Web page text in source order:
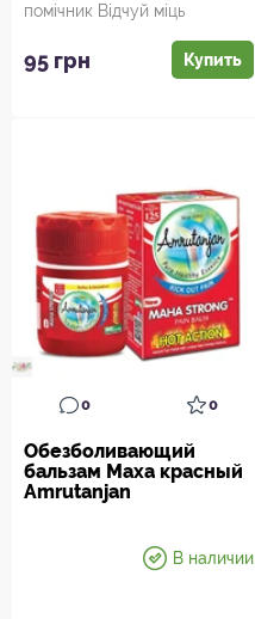
помічник Відчуй міць
95 грн Купить
0 0
Обезболивающий
бальзам Маха красный
Amrutanjan
В наличии